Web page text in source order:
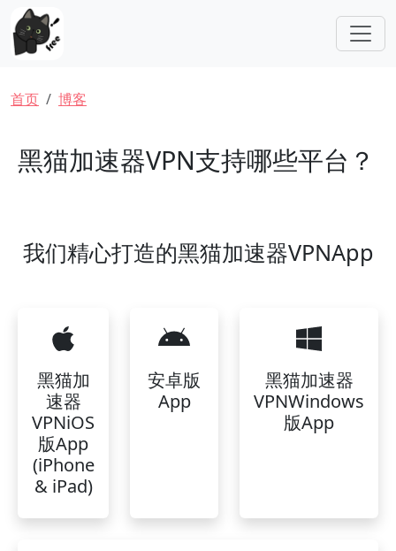
跳转到主要内容
面包屑
首页 博客
黑猫加速器VPN支持哪些平台？
我们精心打造的黑猫加速器VPNApp
黑猫加
速器
VPNiOS
版App
(iPhone
& iPad)
安卓版
App
黑猫加速器
VPNWindows
版App